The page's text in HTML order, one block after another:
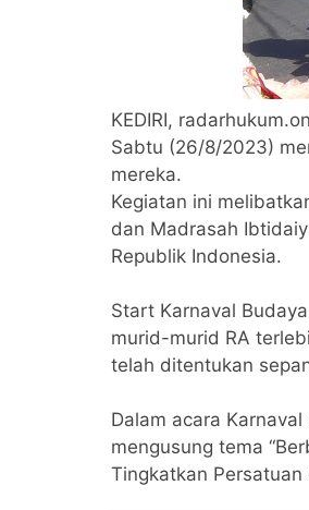
KEDIRI,
Sabtu (26/8/2023)
mereka.
Kegiatan ini
dan Madrasah
Republik Indonesia.
Start Karnaval
murid-murid RA
telah ditentukan
Dalam acara
mengusung tema
Tingkatkan Persatuan